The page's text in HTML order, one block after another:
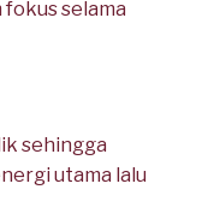
selama
sehingga
utama lalu